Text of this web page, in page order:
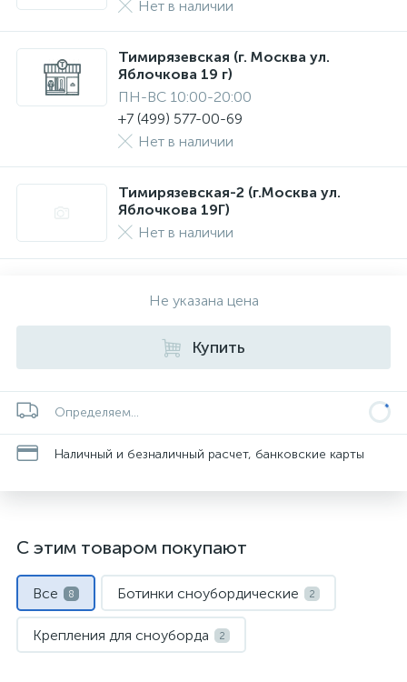
Нет в наличии
Тимирязевская (г. Москва ул.
Яблочкова 19 г)
ПН-ВС 10:00-20:00
+7 (499) 577-00-69
Нет в наличии
Тимирязевская-2 (г.Москва ул.
Яблочкова 19Г)
Нет в наличии
Не указана цена
Купить
Определяем...
Наличный и безналичный расчет, банковские карты
С этим товаром покупают
Все 8 Ботинки сноубордические 2
Крепления для сноуборда 2